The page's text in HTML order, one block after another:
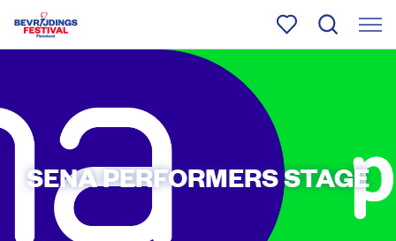
SENA PERFORMERS STAGE